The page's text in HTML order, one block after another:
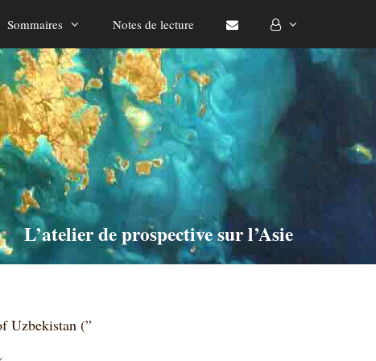
Sommaires Notes de lecture
L’atelier de prospective sur l’Asie
Uzbekistan (”